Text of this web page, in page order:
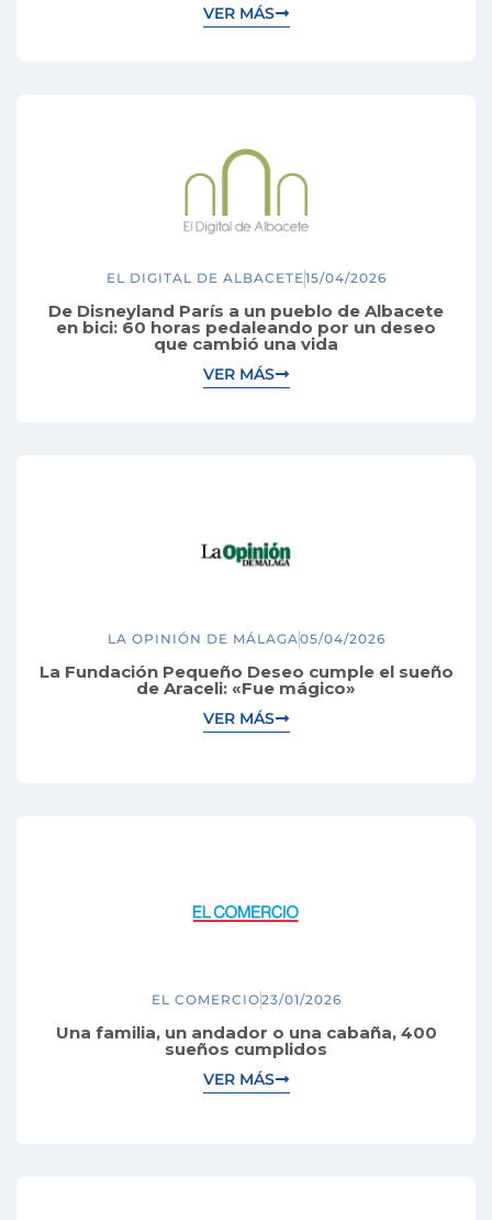
VER MÁS
EL DIGITAL DE ALBACETE15/04/2026
De Disneyland París a un pueblo de Albacete
en bici: 60 horas pedaleando por un deseo
que cambió una vida
VER MÁS
LA OPINIÓN DE MÁLAGA05/04/2026
La Fundación Pequeño Deseo cumple el sueño
de Araceli: «Fue mágico»
VER MÁS
EL COMERCIO23/01/2026
Una familia, un andador o una cabaña, 400
sueños cumplidos
VER MÁS